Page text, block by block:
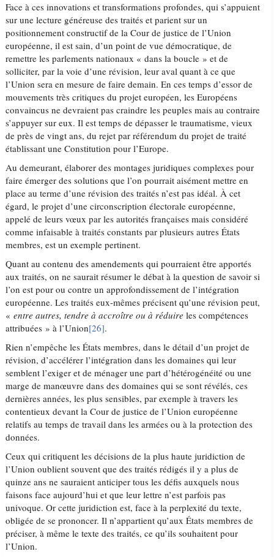
Face à ces innovations et transformations profondes, qui s’appuient
sur une lecture généreuse des traités et parient sur un
positionnement constructif de la Cour de justice de l’Union
européenne, il est sain, d’un point de vue démocratique, de
remettre les parlements nationaux « dans la boucle » et de
solliciter, par la voie d’une révision, leur aval quant à ce que
l’Union sera en mesure de faire demain. En ces temps d’essor de
mouvements très critiques du projet européen, les Européens
convaincus ne devraient pas craindre les peuples mais au contraire
s’appuyer sur eux. Il est temps de dépasser le traumatisme, vieux
de près de vingt ans, du rejet par référendum du projet de traité
établissant une Constitution pour l’Europe.
Au demeurant, élaborer des montages juridiques complexes pour
faire émerger des solutions que l’on pourrait aisément mettre en
place au terme d’une révision des traités n’est pas idéal. À cet
égard, le projet d’une circonscription électorale européenne,
appelé de leurs vœux par les autorités françaises mais considéré
comme infaisable à traités constants par plusieurs autres États
membres, est un exemple pertinent.
Quant au contenu des amendements qui pourraient être apportés
aux traités, on ne saurait résumer le débat à la question de savoir si
l’on est pour ou contre un approfondissement de l’intégration
européenne. Les traités eux-mêmes précisent qu’une révision peut,
«entre autres, tendre à accroître ou à réduire les compétences
attribuées » à l’Union[26].
Rien n’empêche les États membres, dans le détail d’un projet de
révision, d’accélérer l’intégration dans les domaines qui leur
semblent l’exiger et de ménager une part d’hétérogénéité ou une
marge de manœuvre dans des domaines qui se sont révélés, ces
dernières années, les plus sensibles, par exemple à travers les
contentieux devant la Cour de justice de l’Union européenne
relatifs au temps de travail dans les armées ou à la protection des
données.
Ceux qui critiquent les décisions de la plus haute juridiction de
l’Union oublient souvent que des traités rédigés il y a plus de
quinze ans ne sauraient anticiper tous les défis auxquels nous
faisons face aujourd’hui et que leur lettre n’est parfois pas
univoque. Or cette juridiction est, face à la perplexité du texte,
obligée de se prononcer. Il n’appartient qu’aux États membres de
préciser, à même le texte des traités, ce qu’ils souhaitent pour
l’Union.